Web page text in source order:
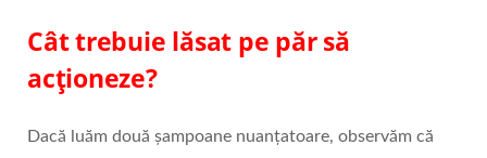
Cât trebuie lăsat pe păr să
acționeze?
Dacă luăm două șampoane nuanțatoare, observăm că